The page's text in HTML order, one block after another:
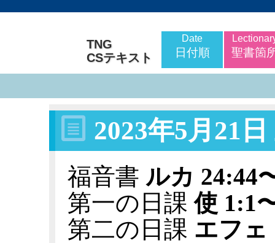
TNG
CSテキスト
Date
日付順 聖書箇
2023年5月21
福音書 ルカ 24:44
第一の日課使 1:1
第二の日課 エフェ